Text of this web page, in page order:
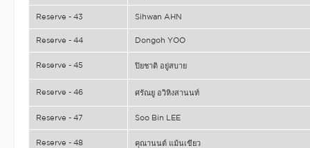
Reserve - 43 Sihwan AHN
Reserve - 44 Dongoh YOO
Reserve - 45 ปิยชาติ อยู่สบาย
Reserve - 46 ศรัณยู อวิหิงสานนท์
Reserve - 47 Soo Bin LEE
Reserve - 48 คุณานนต์ แม้นเขียว